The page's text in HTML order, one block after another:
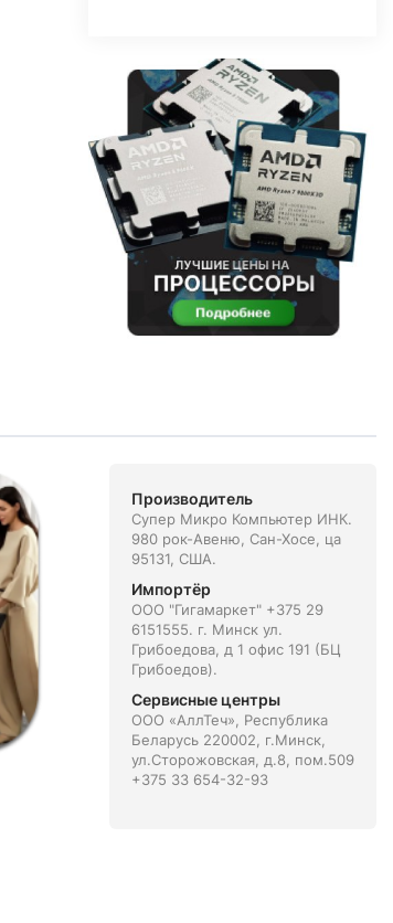
Производитель
Супер Микро Компьютер ИНК.
980 рок-Авеню, Сан-Хосе, ца
95131, США.
Импортёр
ООО "Гигамаркет" +375 29
6151555. г. Минск ул.
Грибоедова, д 1 офис 191 (БЦ
Грибоедов).
Сервисные центры
ООО «АллТеч», Республика
Беларусь 220002, г.Минск,
ул.Сторожовская, д.8, пом.509
+375 33 654-32-93